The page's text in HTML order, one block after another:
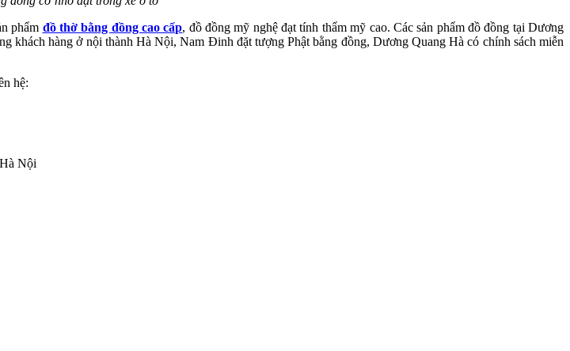
phẩm đồ thờ bằng đồng cao cấp, đồ đồng mỹ nghệ đạt tính thẩm mỹ cao. Các sản phẩm đồ đồng tại Dương
khách hàng ở nội thành Hà Nội, Nam Đinh đặt tượng Phật bằng đồng, Dương Quang Hà có chính sách miễn
hệ:
Nội